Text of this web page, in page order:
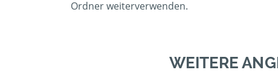
Ordner weiterverwenden.
WEITERE